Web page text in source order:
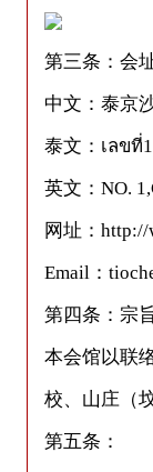
第三条：会
中文：泰京
泰文：เลขที่
英文：NO.
网址：http://
Email：
第四条：宗
本会馆以联
校、山庄（
第五条：